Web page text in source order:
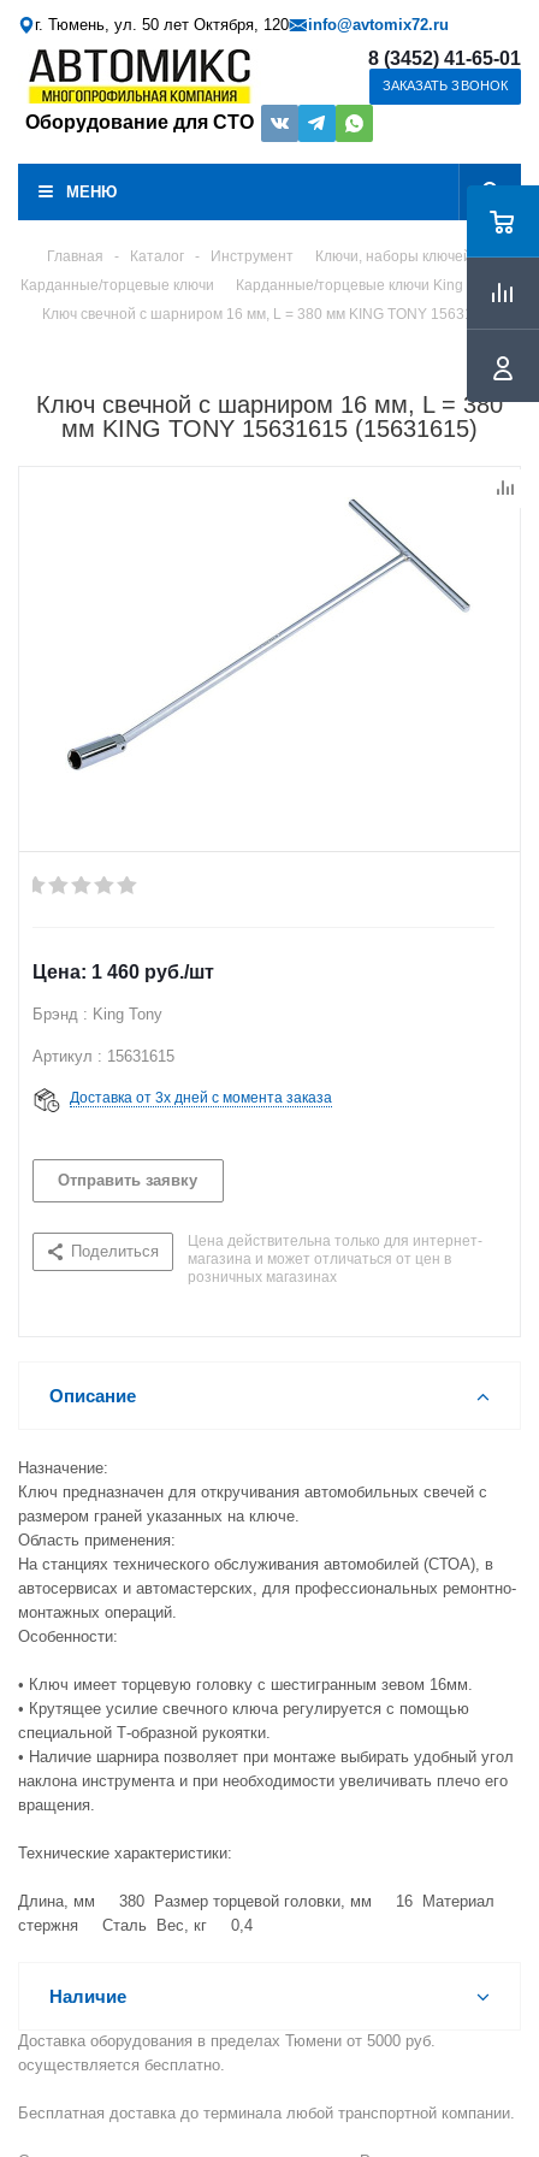
г. Тюмень, ул. 50 лет Октября, 120 info@avtomix72.ru
Оборудование для СТО
8 (3452) 41-65-01
ЗАКАЗАТЬ ЗВОНОК
МЕНЮ
Главная - Каталог - Инструмент
Ключи, наборы ключей
Карданные/торцевые ключи
Карданные/торцевые ключи King Tony
Ключ свечной с шарниром 16 мм, L = 380 мм KING TONY 15631615
Ключ свечной с шарниром 16 мм, L = 380
мм KING TONY 15631615 (15631615)
1 460 руб./шт
Брэнд : King Tony
Артикул : 15631615
Доставка от 3х дней с момента заказа
Отправить заявку
Поделиться
Цена действительна только для интернет-
магазина и может отличаться от цен в
розничных магазинах
Описание
Назначение:
Ключ предназначен для откручивания автомобильных свечей с
размером граней указанных на ключе.
Область применения:
На станциях технического обслуживания автомобилей (СТОА), в
автосервисах и автомастерских, для профессиональных ремонтно-
монтажных операций.
Особенности:
• Ключ имеет торцевую головку с шестигранным зевом 16мм.
• Крутящее усилие свечного ключа регулируется с помощью
специальной Т-образной рукоятки.
• Наличие шарнира позволяет при монтаже выбирать удобный угол
наклона инструмента и при необходимости увеличивать плечо его
вращения.
Технические характеристики:
Длина, мм 380 Размер торцевой головки, мм 16 Материал
стержня Сталь Вес, кг 0,4
Наличие
Доставка оборудования в пределах Тюмени от 5000 руб.
осуществляется бесплатно.
Бесплатная доставка до терминала любой транспортной компании.